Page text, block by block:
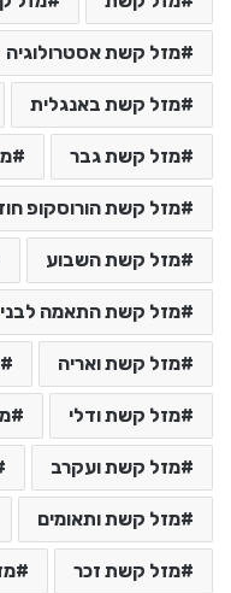
מזל קשת אסטרולוגיה
מזל קשת באנגלית
מזל קשת גבר
מזל קשת הורוסקופ
מזל קשת השבוע
מזל קשת התאמה לבני
מזל קשת ואריה
מזל קשת ודלי
מזל קשת ועקרב
מזל קשת ותאומים
מזל קשת זכר